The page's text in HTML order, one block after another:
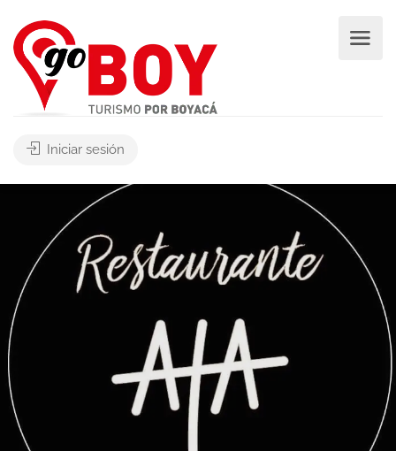
Iniciar sesión